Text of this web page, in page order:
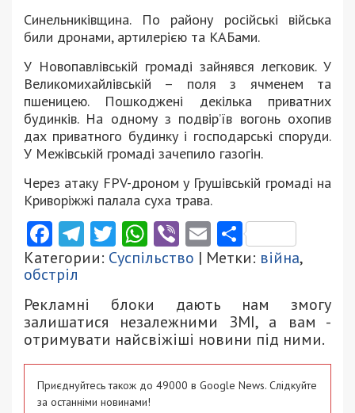
Синельниківщина. По району російські війська
били дронами, артилерією та КАБами.
У Новопавлівській громаді зайнявся легковик. У
Великомихайлівській – поля з ячменем та
пшеницею. Пошкоджені декілька приватних
будинків. На одному з подвір’їв вогонь охопив
дах приватного будинку і господарські споруди.
У Межівській громаді зачепило газогін.
Через атаку FPV-дроном у Грушівській громаді на
Криворіжжі палала суха трава.
Facebook
Telegram
Twitter
WhatsApp
ViberEmail
Категории: Суспільство | Метки: війна,
обстріл
Рекламні блоки дають нам змогу
залишатися незалежними ЗМІ, а вам -
отримувати найсвіжіші новини під ними.
Приєднуйтесь також до 49000 в Google News. Слідкуйте
за останніми новинами!